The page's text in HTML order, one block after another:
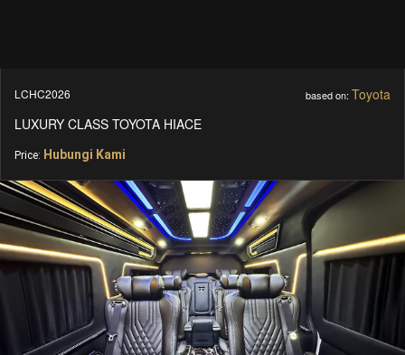
LCHC2026 based on: Toyota
LUXURY CLASS TOYOTA HIACE
Price: Hubungi Kami